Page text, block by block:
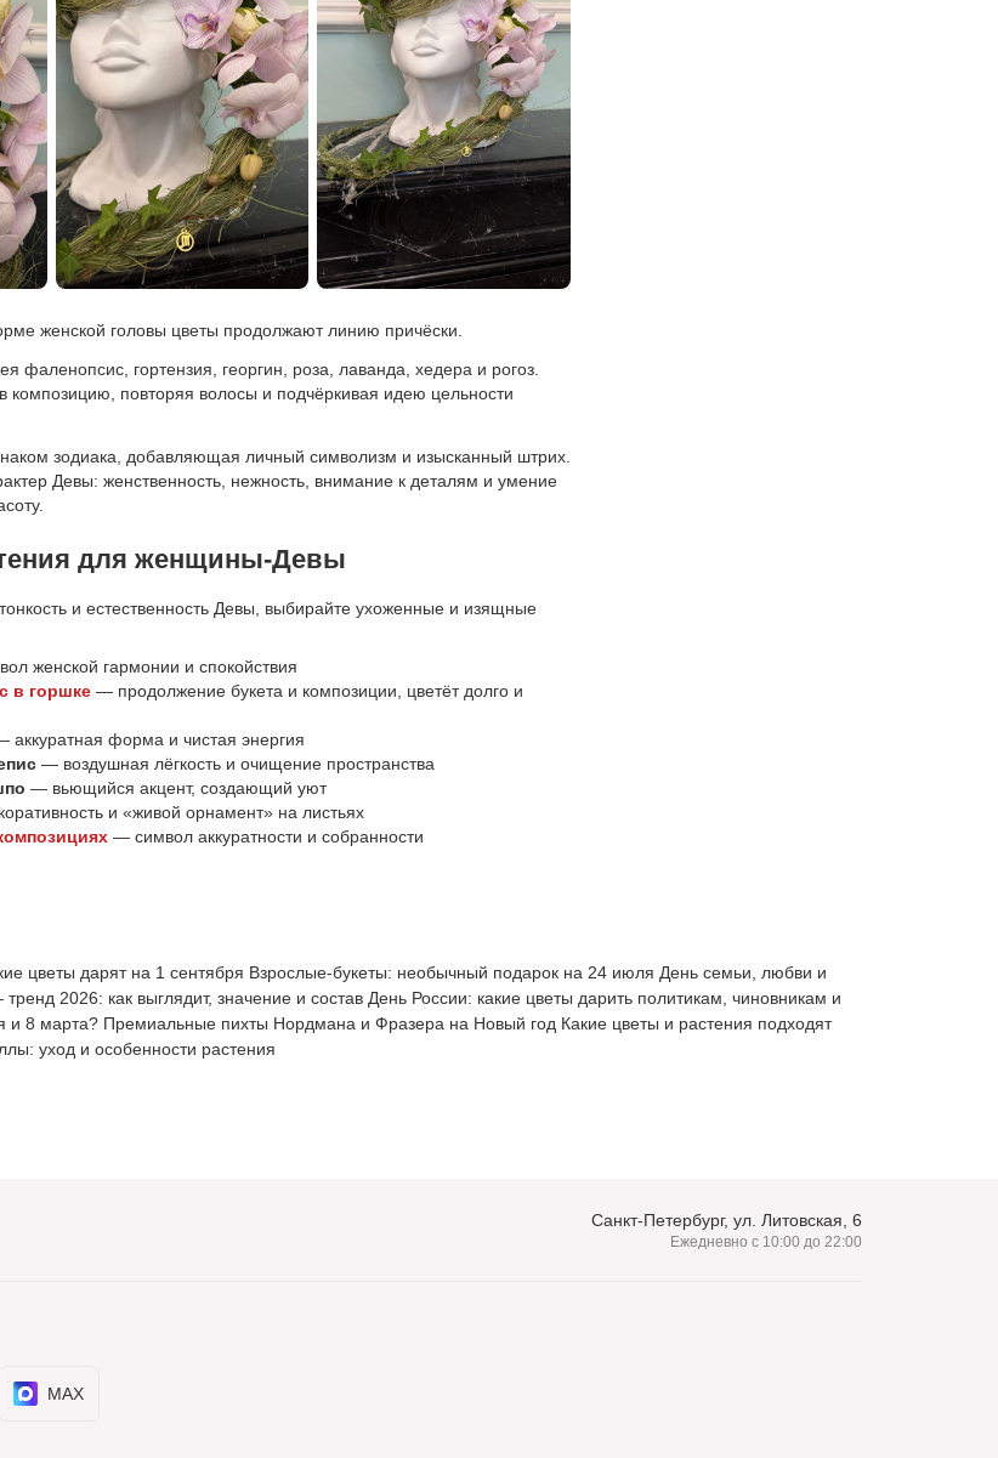
женской головы цветы продолжают линию причёски.
фаленопсис, гортензия, георгин, роза, лаванда, хедера и рогоз.
композицию, повторяя волосы и подчёркивая идею цельности
зодиака, добавляющая личный символизм и изысканный штрих.
Девы: женственность, нежность, внимание к деталям и умение
для женщины-Девы
и естественность Девы, выбирайте ухоженные и изящные
женской гармонии и спокойствия
в горшке — продолжение букета и композиции, цветёт долго и
аккуратная форма и чистая энергия
— воздушная лёгкость и очищение пространства
— вьющийся акцент, создающий уют
и «живой орнамент» на листьях
— символ аккуратности и собранности
цветы дарят на 1 сентября Взрослые-букеты: необычный подарок на 24 июля День семьи, любви и
2026: как выглядит, значение и состав День России: какие цветы дарить политикам, чиновникам и
и 8 марта? Премиальные пихты Нордмана и Фразера на Новый год Какие цветы и растения подходят
уход и особенности растения
Санкт-Петербург, ул. Литовская, 6
Ежедневно с 10:00 до 22:00
MAX